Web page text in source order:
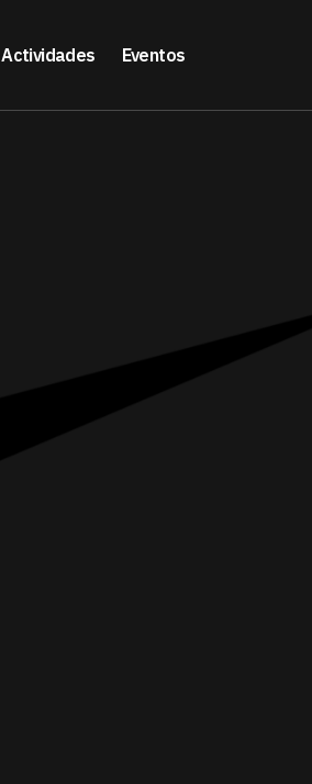
Actividades Eventos